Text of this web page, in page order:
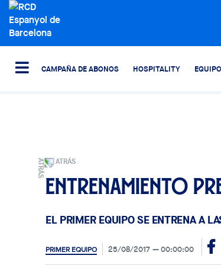
CAMPAÑA DE ABONOS HOSPITALITY
ATRÁS
Entrenamiento
EL PRIMER EQUIPO SE ENTRENA A
PRIMER EQUIPO 25/08/2017 00:00:00